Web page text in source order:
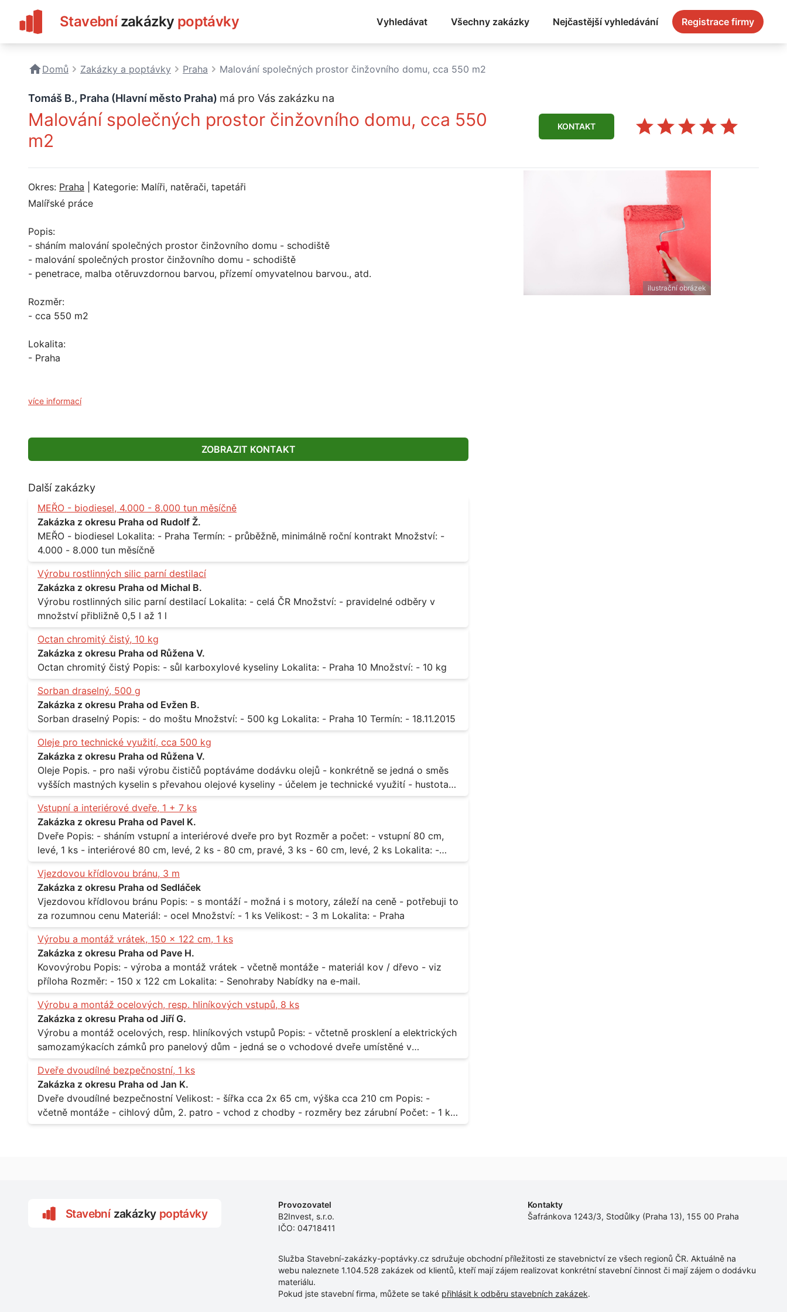
Stavební zakázky poptávky Vyhledávat Všechny zakázky Nejčastější vyhledávání Registrace firmy
Domů Zakázky a poptávky Praha Malování společných prostor činžovního domu, cca 550 m2
Tomáš B., Praha (Hlavní město Praha) má pro Vás zakázku na
Malování společných prostor činžovního domu, cca 550
m2
KONTAKT
Okres: Praha | Kategorie: Malíři, natěrači, tapetáři
Malířské práce
Popis:
- sháním malování společných prostor činžovního domu - schodiště
- malování společných prostor činžovního domu - schodiště
- penetrace, malba otěruvzdornou barvou, přízemí omyvatelnou barvou., atd.
Rozměr:
- cca 550 m2
Lokalita:
- Praha
více informací
ZOBRAZIT KONTAKT
Další zakázky
MEŘO - biodiesel, 4.000 - 8.000 tun měsíčně
Zakázka z okresu Praha od Rudolf Ž.
MEŘO - biodiesel Lokalita: - Praha Termín: - průběžně, minimálně roční kontrakt Množství: -
4.000 - 8.000 tun měsíčně
Výrobu rostlinných silic parní destilací
Zakázka z okresu Praha od Michal B.
Výrobu rostlinných silic parní destilací Lokalita: - celá ČR Množství: - pravidelné odběry v
množství přibližně 0,5 l až 1 l
Octan chromitý čistý, 10 kg
Zakázka z okresu Praha od Růžena V.
Octan chromitý čistý Popis: - sůl karboxylové kyseliny Lokalita: - Praha 10 Množství: - 10 kg
Sorban draselný, 500 g
Zakázka z okresu Praha od Evžen B.
Sorban draselný Popis: - do moštu Množství: - 500 kg Lokalita: - Praha 10 Termín: - 18.11.2015
Oleje pro technické využití, cca 500 kg
Zakázka z okresu Praha od Růžena V.
Oleje Popis. - pro naši výrobu čističů poptáváme dodávku olejů - konkrétně se jedná o směs
vyšších mastných kyselin s převahou olejové kyseliny - účelem je technické využití - hustota
při 20°C - cca 870 kg / m3 Balení: - po 190 kg v sudu Množství: - cca 500 kg - roční spotřeba
Lokalita: - Praha
Vstupní a interiérové dveře, 1 + 7 ks
Zakázka z okresu Praha od Pavel K.
Dveře Popis: - sháním vstupní a interiérové dveře pro byt Rozměr a počet: - vstupní 80 cm,
levé, 1 ks - interiérové 80 cm, levé, 2 ks - 80 cm, pravé, 3 ks - 60 cm, levé, 2 ks Lokalita: -
Praha 10
Vjezdovou křídlovou bránu, 3 m
Zakázka z okresu Praha od Sedláček
Vjezdovou křídlovou bránu Popis: - s montáží - možná i s motory, záleží na ceně - potřebuji to
za rozumnou cenu Materiál: - ocel Množství: - 1 ks Velikost: - 3 m Lokalita: - Praha
Výrobu a montáž vrátek, 150 x 122 cm, 1 ks
Zakázka z okresu Praha od Pave H.
Kovovýrobu Popis: - výroba a montáž vrátek - včetně montáže - materiál kov / dřevo - viz
příloha Rozměr: - 150 x 122 cm Lokalita: - Senohraby Nabídky na e-mail.
Výrobu a montáž ocelových, resp. hliníkových vstupů, 8 ks
Zakázka z okresu Praha od Jiří G.
Výrobu a montáž ocelových, resp. hliníkových vstupů Popis: - včtetně prosklení a elektrických
samozamýkacích zámků pro panelový dům - jedná se o vchodové dveře umístěné v
zarámovaném a proskleném portálu - předmětem dodávky bude i demontáž stávajících a už
nevyhovujících prosklených, umělohmotných vstupů Množství: - 8 ks Lokalita: - 7, 9, 11, 13,
Praha 10 Strašnice Termín: - III.Q. 2015 Je nutná návštěva odpovědného pracovníka
dodavatele k zaměření, kalkulace ceny a termínu dodávky.
Dveře dvoudílné bezpečnostní, 1 ks
Zakázka z okresu Praha od Jan K.
Dveře dvoudílné bezpečnostní Velikost: - šířka cca 2x 65 cm, výška cca 210 cm Popis: -
včetně montáže - cihlový dům, 2. patro - vchod z chodby - rozměry bez zárubní Počet: - 1 ks
Lokalita: - Praha 7 - Holešovice
ilustrační obrázek
Stavební zakázky poptávky
Provozovatel
B2Invest, s.r.o.
IČO: 04718411
Kontakty
Šafránkova 1243/3, Stodůlky (Praha 13), 155 00 Praha
Služba Stavební-zakázky-poptávky.cz sdružuje obchodní příležitosti ze stavebnictví ze všech regionů ČR. Aktuálně na
webu naleznete 1.104.528 zakázek od klientů, kteří mají zájem realizovat konkrétní stavební činnost či mají zájem o dodávku
materiálu.
Pokud jste stavební firma, můžete se také přihlásit k odběru stavebních zakázek.